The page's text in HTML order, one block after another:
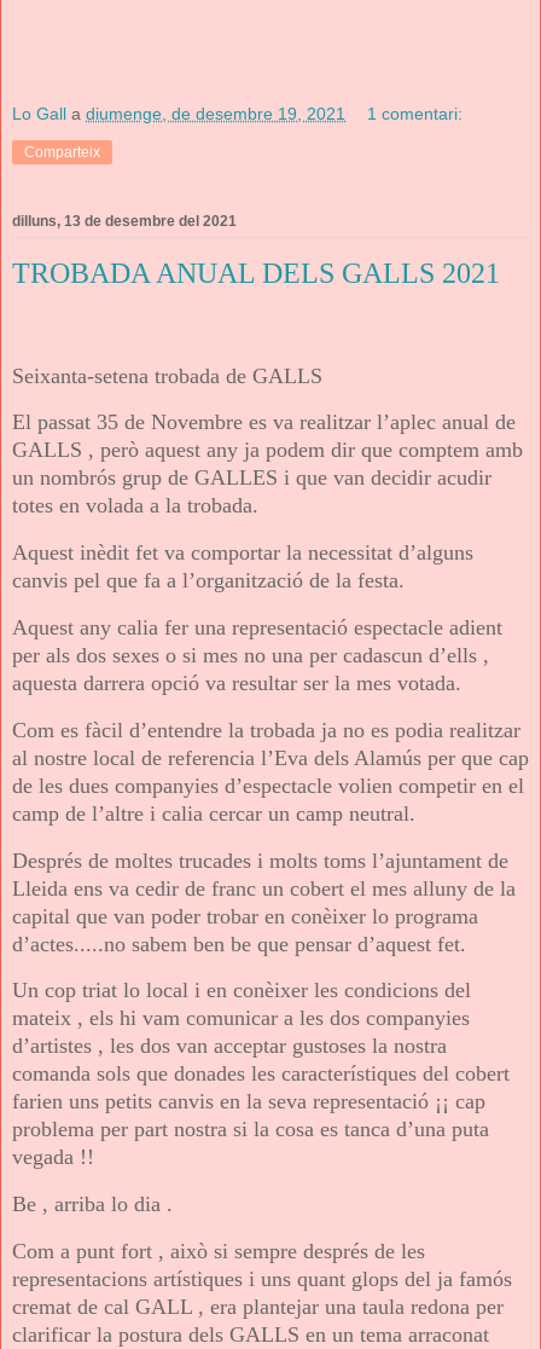
Lo Gall a diumenge, de desembre 19, 2021 1 comentari:
Comparteix
dilluns, 13 de desembre del 2021
TROBADA ANUAL DELS GALLS 2021
Seixanta-setena trobada de GALLS
El passat 35 de Novembre es va realitzar l’aplec anual de
GALLS , però aquest any ja podem dir que comptem amb
un nombrós grup de GALLES i que van decidir acudir
totes en volada a la trobada.
Aquest inèdit fet va comportar la necessitat d’alguns
canvis pel que fa a l’organització de la festa.
Aquest any calia fer una representació espectacle adient
per als dos sexes o si mes no una per cadascun d’ells ,
aquesta darrera opció va resultar ser la mes votada.
Com es fàcil d’entendre la trobada ja no es podia realitzar
al nostre local de referencia l’Eva dels Alamús per que cap
de les dues companyies d’espectacle volien competir en el
camp de l’altre i calia cercar un camp neutral.
Després de moltes trucades i molts toms l’ajuntament de
Lleida ens va cedir de franc un cobert el mes alluny de la
capital que van poder trobar en conèixer lo programa
d’actes.....no sabem ben be que pensar d’aquest fet.
Un cop triat lo local i en conèixer les condicions del
mateix , els hi vam comunicar a les dos companyies
d’artistes , les dos van acceptar gustoses la nostra
comanda sols que donades les característiques del cobert
farien uns petits canvis en la seva representació ¡¡ cap
problema per part nostra si la cosa es tanca d’una puta
vegada !!
Be , arriba lo dia .
Com a punt fort , això si sempre després de les
representacions artístiques i uns quant glops del ja famós
cremat de cal GALL , era plantejar una taula redona per
clarificar la postura dels GALLS en un tema arraconat